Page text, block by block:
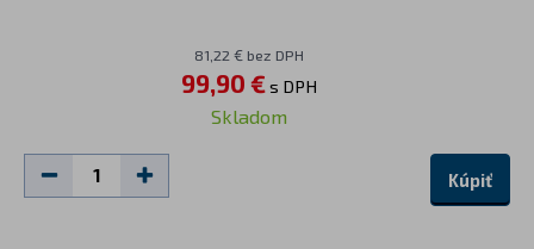
81,22 € bez DPH
99,90 €s DPH
Skladom
Kúpiť